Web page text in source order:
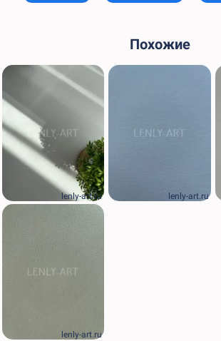
Похожие
lenly-art.ru
lenly-art.ru
lenly-art.ru